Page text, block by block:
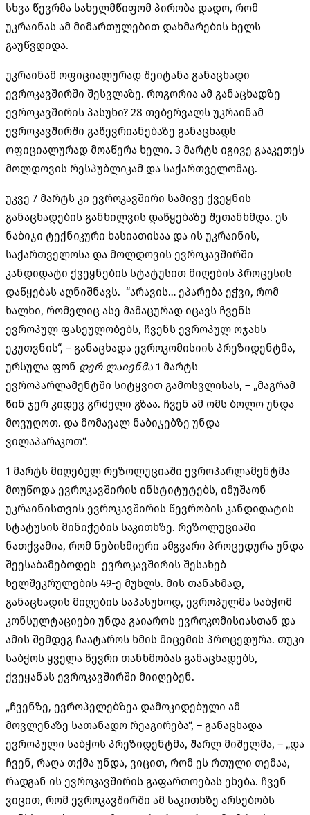
სხვა წევრმა სახელმწიფომ პირობა დადო, რომ
უკრაინას ამ მიმართულებით დახმარების ხელს
გაუწვდიდა.
უკრაინამ ოფიციალურად შეიტანა განაცხადი
ევროკავშირში შესვლაზე. როგორია ამ განაცხადზე
ევროკავშირის პასუხი? 28 თებერვალს უკრაინამ
ევროკავშირში გაწევრიანებაზე განაცხადს
ოფიციალურად მოაწერა ხელი. 3 მარტს იგივე გააკეთეს
მოლდოვის რესპუბლიკამ და საქართველომაც.
უკვე 7 მარტს კი ევროკავშირი სამივე ქვეყნის
განაცხადების განხილვის დაწყებაზე შეთანხმდა. ეს
ნაბიჯი ტექნიკური ხასიათისაა და ის უკრაინის,
საქართველოსა და მოლდოვის ევროკავშირში
კანდიდატი ქვეყნების სტატუსით მიღების პროცესის
დაწყებას აღნიშნავს. “არავის… ეპარება ეჭვი, რომ
ხალხი, რომელიც ასე მამაცურად იცავს ჩვენს
ევროპულ ფასეულობებს, ჩვენს ევროპულ ოჯახს
ეკუთვნის“, – განაცხადა ევროკომისიის პრეზიდენტმა,
ურსულა ფონ დერ ლაიენმა 1 მარტს
ევროპარლამენტში სიტყვით გამოსვლისას, – „მაგრამ
წინ ჯერ კიდევ გრძელი გზაა. ჩვენ ამ ომს ბოლო უნდა
მოვუღოთ. და მომავალ ნაბიჯებზე უნდა
ვილაპარაკოთ“.
1 მარტს მიღებულ რეზოლუციაში ევროპარლამენტმა
მოუწოდა ევროკავშირის ინსტიტუტებს, იმუშაონ
უკრაინისთვის ევროკავშირის წევრობის კანდიდატის
სტატუსის მინიჭების საკითხზე. რეზოლუციაში
ნათქვამია, რომ ნებისმიერი ამგვარი პროცედურა უნდა
შეესაბამებოდეს ევროკავშირის შესახებ
ხელშეკრულების 49-ე მუხლს. მის თანახმად,
განაცხადის მიღების საპასუხოდ, ევროპულმა საბჭომ
კონსულტაციები უნდა გაიაროს ევროკომისიასთან და
ამის შემდეგ ჩაატაროს ხმის მიცემის პროცედურა. თუკი
საბჭოს ყველა წევრი თანხმობას განაცხადებს,
ქვეყანას ევროკავშირში მიიღებენ.
„ჩვენზე, ევროპელებზეა დამოკიდებული ამ
მოვლენაზე სათანადო რეაგირება“, – განაცხადა
ევროპული საბჭოს პრეზიდენტმა, შარლ მიშელმა, – „და
ჩვენ, რაღა თქმა უნდა, ვიცით, რომ ეს რთული თემაა,
რადგან ის ევროკავშირის გაფართოებას ეხება. ჩვენ
ვიცით, რომ ევროკავშირში ამ საკითხზე არსებობს